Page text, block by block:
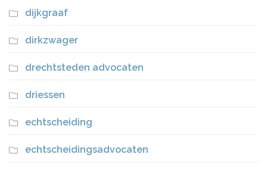
dijkgraaf
dirkzwager
drechtsteden advocaten
driessen
echtscheiding
echtscheidingsadvocaten